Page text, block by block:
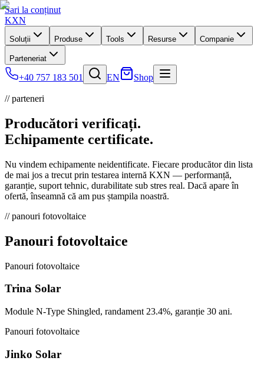
Sari la conținut
KXN
Soluții Produse Tools Resurse Companie
Parteneriat
+40 757 183 501 EN Shop
// parteneri
Producători verificați.
Echipamente certificate.
Nu vindem echipamente neidentificate. Fiecare producător din lista
de mai jos a trecut prin testarea internă KXN — performanță,
garanție, suport tehnic, durabilitate sub stres real. Dacă apare în
ofertă, înseamnă că am pus ștampila noastră.
// panouri fotovoltaice
Panouri fotovoltaice
Panouri fotovoltaice
Trina Solar
Module N-Type Shingled, randament 23.4%, garanție 30 ani.
Panouri fotovoltaice
Jinko Solar